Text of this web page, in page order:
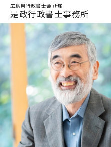
広島県行政書士会 所属
是政行政書士事務所